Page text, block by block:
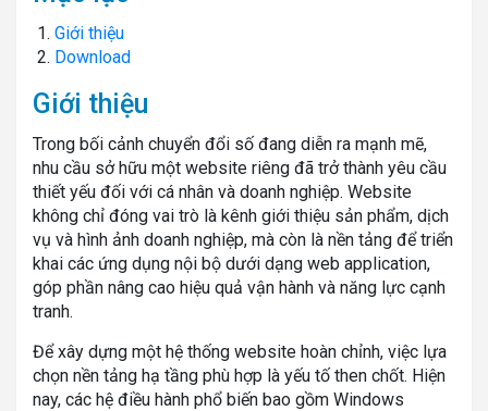
Giới thiệu
Download
Giới thiệu
Trong bối cảnh chuyển đổi số đang diễn ra mạnh mẽ,
nhu cầu sở hữu một website riêng đã trở thành yêu cầu
thiết yếu đối với cá nhân và doanh nghiệp. Website
không chỉ đóng vai trò là kênh giới thiệu sản phẩm, dịch
vụ và hình ảnh doanh nghiệp, mà còn là nền tảng để triển
khai các ứng dụng nội bộ dưới dạng web application,
góp phần nâng cao hiệu quả vận hành và năng lực cạnh
tranh.
Để xây dựng một hệ thống website hoàn chỉnh, việc lựa
chọn nền tảng hạ tầng phù hợp là yếu tố then chốt. Hiện
nay, các hệ điều hành phổ biến bao gồm Windows